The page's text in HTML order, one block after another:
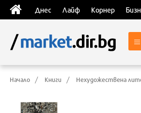
Днес Лайф Корнер
Начало Книги Нехудожествена